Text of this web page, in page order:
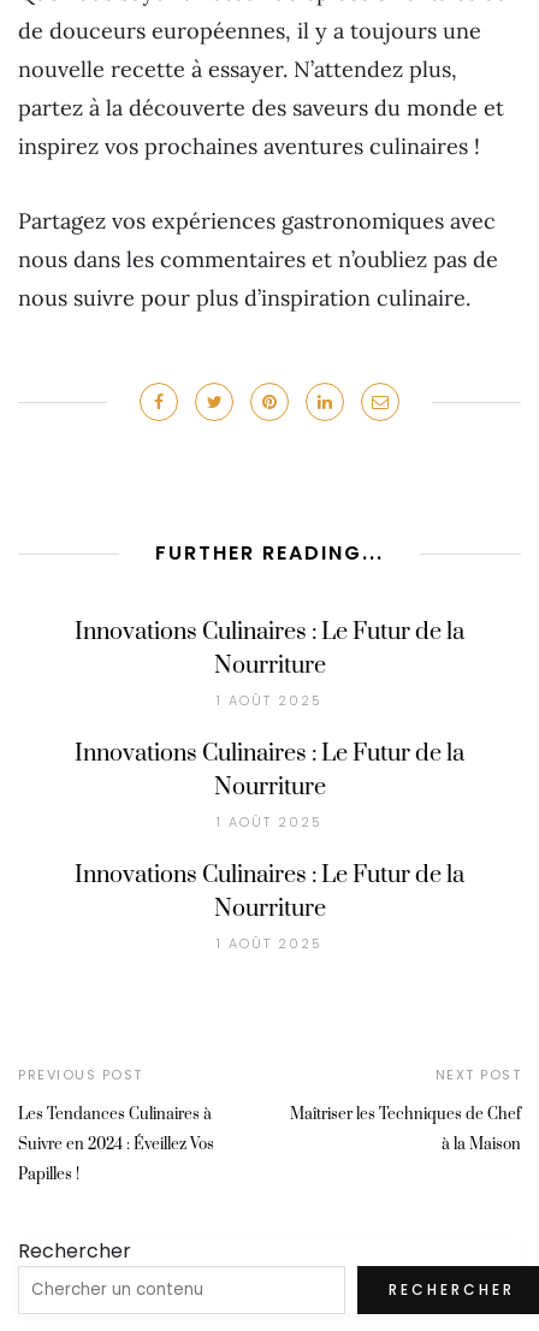
de douceurs européennes, il y a toujours une
nouvelle recette à essayer. N’attendez plus,
partez à la découverte des saveurs du monde et
inspirez vos prochaines aventures culinaires !
Partagez vos expériences gastronomiques avec
nous dans les commentaires et n’oubliez pas de
nous suivre pour plus d’inspiration culinaire.
FURTHER READING...
Innovations Culinaires : Le Futur de la
Nourriture
1 AOÛT 2025
Innovations Culinaires : Le Futur de la
Nourriture
1 AOÛT 2025
Innovations Culinaires : Le Futur de la
Nourriture
1 AOÛT 2025
PREVIOUS POST
Les Tendances Culinaires à
Suivre en 2024 : Éveillez Vos
Papilles !
NEXT POST
Maîtriser les Techniques de Chef
à la Maison
Rechercher
RECHERCHER